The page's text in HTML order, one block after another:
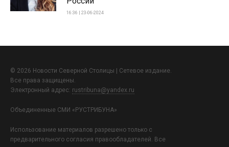
16:36 | 23-06-2024
© 2026 Новости Северной Столицы | Сетевое издание.
Все права защищены.
Электронный адрес: rustribuna@yandex.ru
Объединенные СМИ «РУСТРИБУНА»
Использование материалов разрешено только с
предварительного согласия правообладателей. Все